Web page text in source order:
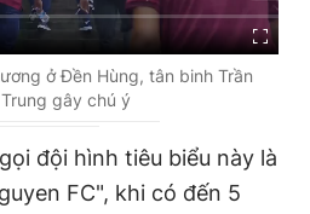
ở Đền Hùng, tân binh Trần
gây chú ý
đội hình tiêu biểu này là
FC", khi có đến 5